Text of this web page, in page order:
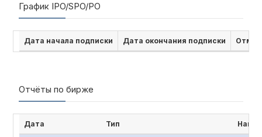
График IPO/SPO/PO
Дата начала подписки Дата окончания подписки
Отчёты по бирже
Дата Тип